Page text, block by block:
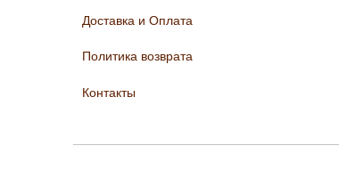
Доставка и Оплата
Политика возврата
Контакты